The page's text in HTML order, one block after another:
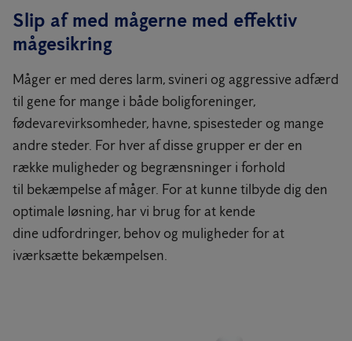
Slip af med mågerne med effektiv
mågesikring
Måger er med deres larm, svineri og aggressive adfærd
til gene for mange i både boligforeninger,
fødevarevirksomheder, havne, spisesteder og mange
andre steder. For hver af disse grupper er der en
række muligheder og begrænsninger i forhold
til bekæmpelse af måger. For at kunne tilbyde dig den
optimale løsning, har vi brug for at kende
dine udfordringer, behov og muligheder for at
iværksætte bekæmpelsen.